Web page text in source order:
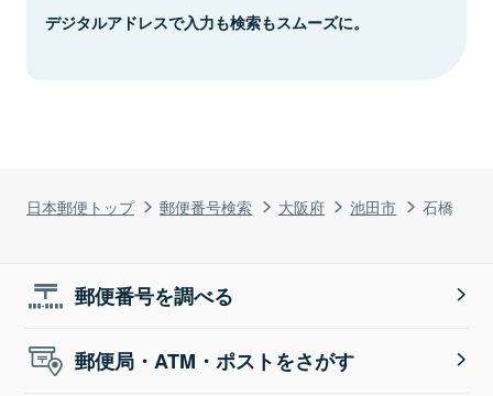
日本郵便トップ 郵便番号検索 大阪府 池田市 石橋
デジタルアドレスで入力も検索もスムーズに。
郵便番号を調べる
郵便局・ATM・ポストをさがす